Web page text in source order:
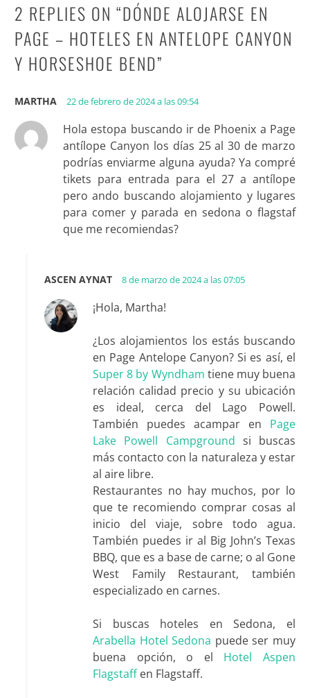
2 REPLIES ON “DÓNDE ALOJARSE EN
PAGE – HOTELES EN ANTELOPE CANYON
Y HORSESHOE BEND”
MARTHA 22 de febrero de 2024 a las 09:54
Hola estopa buscando ir de Phoenix a Page
antílope Canyon los días 25 al 30 de marzo
podrías enviarme alguna ayuda? Ya compré
tikets para entrada para el 27 a antílope
pero ando buscando alojamiento y lugares
para comer y parada en sedona o flagstaf
que me recomiendas?
ASCEN AYNAT 8 de marzo de 2024 a las 07:05
¡Hola, Martha!
¿Los alojamientos los estás buscando
en Page Antelope Canyon? Si es así, el
Super 8 by Wyndham tiene muy buena
relación calidad precio y su ubicación
es ideal, cerca del Lago Powell.
También puedes acampar en Page
Lake Powell Campground si buscas
más contacto con la naturaleza y estar
al aire libre.
Restaurantes no hay muchos, por lo
que te recomiendo comprar cosas al
inicio del viaje, sobre todo agua.
También puedes ir al Big John’s Texas
BBQ, que es a base de carne; o al Gone
West Family Restaurant, también
especializado en carnes.
Si buscas hoteles en Sedona, el
Arabella Hotel Sedona puede ser muy
buena opción, o el Hotel Aspen
Flagstaffen Flagstaff.